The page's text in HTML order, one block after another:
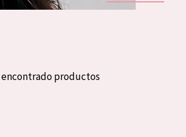
encontrado productos